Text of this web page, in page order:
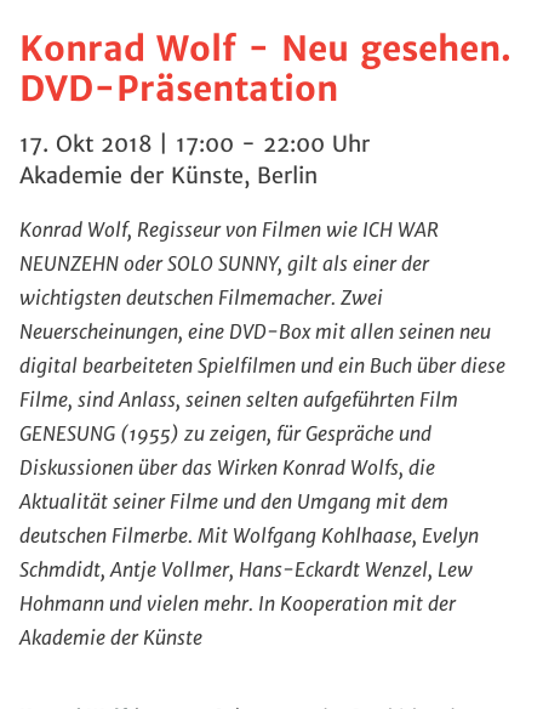
Konrad Wolf - Neu gesehen.
DVD-Präsentation
17. Okt 2018 | 17:00 - 22:00 Uhr
Akademie der Künste, Berlin
Konrad Wolf, Regisseur von Filmen wie ICH WAR
NEUNZEHN oder SOLO SUNNY, gilt als einer der
wichtigsten deutschen Filmemacher. Zwei
Neuerscheinungen, eine DVD-Box mit allen seinen neu
digital bearbeiteten Spielfilmen und ein Buch über diese
Filme, sind Anlass, seinen selten aufgeführten Film
GENESUNG (1955) zu zeigen, für Gespräche und
Diskussionen über das Wirken Konrad Wolfs, die
Aktualität seiner Filme und den Umgang mit dem
deutschen Filmerbe. Mit Wolfgang Kohlhaase, Evelyn
Schmdidt, Antje Vollmer, Hans-Eckardt Wenzel, Lew
Hohmann und vielen mehr. In Kooperation mit der
Akademie der Künste